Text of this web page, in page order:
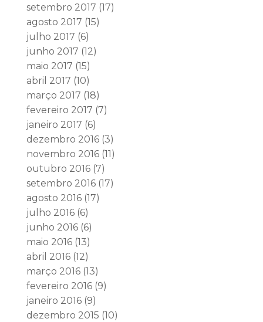
setembro 2017 (17)
agosto 2017 (15)
julho 2017 (6)
junho 2017 (12)
maio 2017 (15)
abril 2017 (10)
março 2017 (18)
fevereiro 2017 (7)
janeiro 2017 (6)
dezembro 2016(3)
novembro 2016(11)
outubro 2016(7)
setembro 2016(17)
agosto 2016(17)
julho 2016(6)
junho 2016(6)
maio 2016(13)
abril 2016(12)
março 2016(13)
fevereiro 2016(9)
janeiro 2016(9)
dezembro 2015 (10)